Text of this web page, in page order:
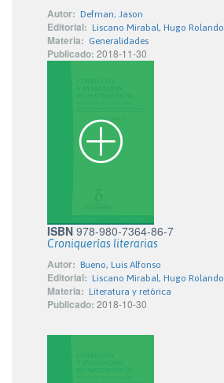
Autor: Defman, Jason
Editorial: Liscano Mirabal, Hugo Rolando
Materia: Generalidades
Publicado: 2018-11-30
ISBN 978-980-7364-86-7
Croniquerías literarias
Autor: Bueno, Luis Alfonso
Editorial: Liscano Mirabal, Hugo Rolando
Materia: Literatura y retórica
Publicado: 2018-10-30